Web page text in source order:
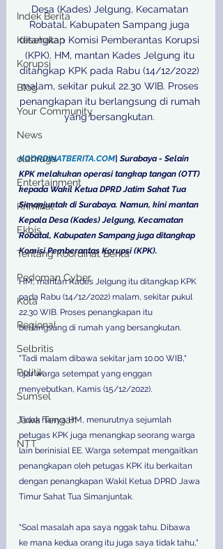
Indek Berita
Kesehatan
Korupsi
Blog
Your Community
News
olahraga
Entertainment
Kriminal
Ekbis
Tentang Koordinat Berita
Pedoman Cyber
Kota
Regional
Selbritis
Politik
Sumsel
Jawa Tengah
NTT
Desa (Kades) Jelgung, Kecamatan
Robatal, Kabupaten Sampang juga
ditangkap Komisi Pemberantas Korupsi
(KPK). HM, mantan Kades Jelgung itu
ditangkap KPK pada Rabu (14/12/2022)
malam, sekitar pukul 22.30 WIB. Proses
penangkapan itu berlangsung di rumah
yang bersangkutan.
KOORDINATBERITA.COM | Surabaya - Selain
KPK melakukan operasi tangkap tangan (OTT)
kepada Wakil Ketua DPRD Jatim Sahat Tua
Simanjuntak di Surabaya. Namun, kini mantan
Kepala Desa (Kades) Jelgung, Kecamatan
Robatal, Kabupaten Sampang juga ditangkap
Komisi Pemberantas Korupsi (KPK).
HM, mantan Kades Jelgung itu ditangkap KPK
pada Rabu (14/12/2022) malam, sekitar pukul
22.30 WIB. Proses penangkapan itu
berlangsung di rumah yang bersangkutan.
"Tadi malam dibawa sekitar jam 10.00 WIB,"
ujar warga setempat yang enggan
menyebutkan, Kamis (15/12/2022).
Tidak hanya HM, menurutnya sejumlah
petugas KPK juga menangkap seorang warga
lain berinisial EE. Warga setempat mengaitkan
penangkapan oleh petugas KPK itu berkaitan
dengan penangkapan Wakil Ketua DPRD Jawa
Timur Sahat Tua Simanjuntak.
"Soal masalah apa saya nggak tahu. Dibawa
ke mana kedua orang itu juga saya tidak tahu,"